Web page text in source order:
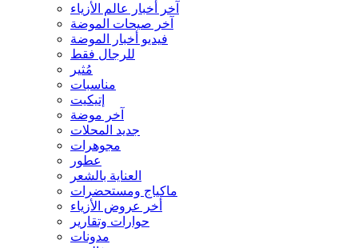
آخر أخبار عالم الأزياء
آخر صيحات الموضة
فيديو أخبار الموضة
للرجال فقط
مُثير
مناسبات
إتيكيت
آخر موضة
جديد المحلات
مجوهرات
عطور
العناية بالشعر
ماكياج ومستحضرات
أخر عروض الأزياء
حوارات وتقارير
مدونات